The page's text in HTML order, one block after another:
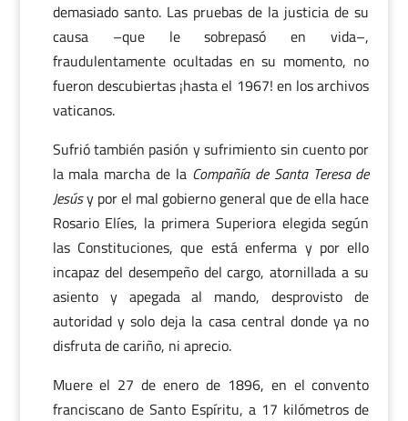
demasiado santo. Las pruebas de la justicia de su
causa –que le sobrepasó en vida–,
fraudulentamente ocultadas en su momento, no
fueron descubiertas ¡hasta el 1967! en los archivos
vaticanos.
Sufrió también pasión y sufrimiento sin cuento por
la mala marcha de la Compañía de Santa Teresa de
Jesúsy por el mal gobierno general que de ella hace
Rosario Elíes, la primera Superiora elegida según
las Constituciones, que está enferma y por ello
incapaz del desempeño del cargo, atornillada a su
asiento y apegada al mando, desprovisto de
autoridad y solo deja la casa central donde ya no
disfruta de cariño, ni aprecio.
Muere el 27 de enero de 1896, en el convento
franciscano de Santo Espíritu, a 17 kilómetros de